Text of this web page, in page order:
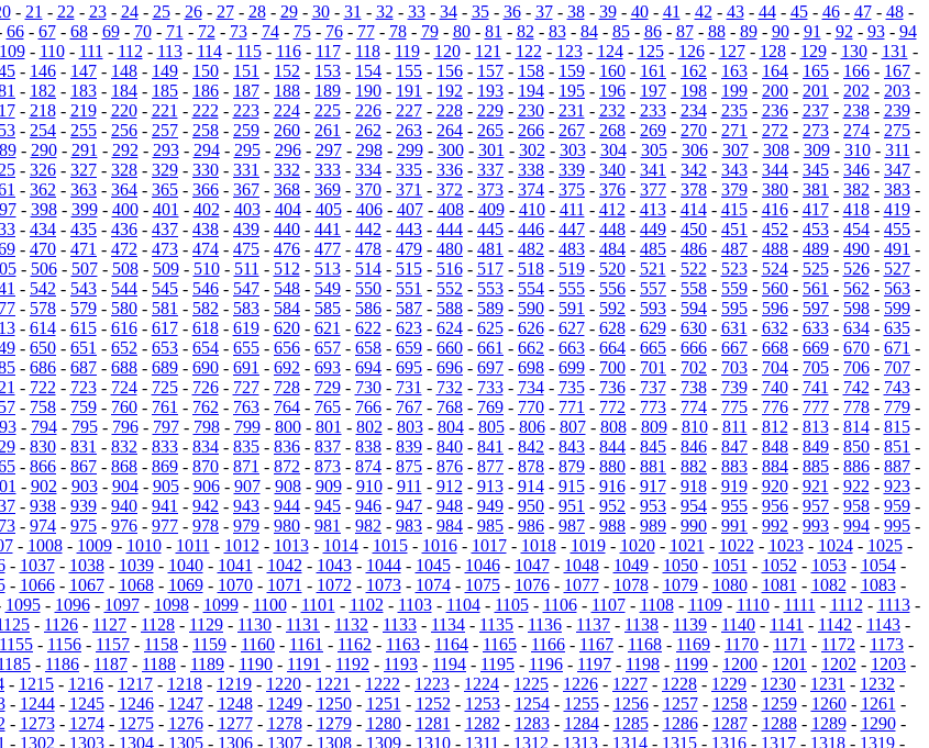
- 21 - 22 - 23- 24- 25- 26- 27- 28- 29- 30- 31 - 32 - 33- 34- 35- 36- 37- 38- 39- 40- 41 - 42 - 43- 44- 45- 46- 47- 48-
66- 67- 68- 69- 70- 71 - 72 - 73- 74- 75- 76- 77- 78- 79- 80- 81 - 82 - 83- 84- 85- 86- 87- 88- 89- 90- 91 - 92 - 93- 94
109- 110- 111 - 112 - 113- 114- 115- 116- 117- 118- 119- 120- 121 - 122 - 123- 124- 125- 126- 127- 128- 129- 130- 131 -
- 146 - 147 - 148 - 149 - 150 - 151 - 152 - 153 - 154 - 155 - 156 - 157 - 158 - 159 - 160 - 161 - 162 - 163 - 164 - 165 - 166 - 167 -
- 182 - 183 - 184 - 185 - 186 - 187 - 188 - 189 - 190 - 191 - 192 - 193 - 194 - 195 - 196 - 197 - 198 - 199 - 200 - 201 - 202 - 203 -
- 218- 219- 220- 221 - 222 - 223- 224- 225- 226- 227- 228- 229- 230- 231 - 232 - 233- 234- 235- 236- 237- 238- 239-
- 254 - 255 - 256 - 257 - 258 - 259 - 260 - 261 - 262 - 263 - 264 - 265 - 266 - 267 - 268 - 269 - 270 - 271 - 272 - 273 - 274 - 275 -
- 290- 291 - 292 - 293- 294- 295- 296- 297- 298- 299- 300- 301 - 302 - 303- 304- 305- 306- 307- 308- 309- 310- 311 -
- 326 - 327 - 328 - 329 - 330 - 331 - 332 - 333 - 334 - 335 - 336 - 337 - 338 - 339 - 340 - 341 - 342 - 343 - 344 - 345 - 346 - 347 -
- 362 - 363 - 364 - 365 - 366 - 367 - 368 - 369 - 370 - 371 - 372 - 373 - 374 - 375 - 376 - 377 - 378 - 379 - 380 - 381 - 382 - 383 -
- 398- 399- 400- 401 - 402 - 403- 404- 405- 406- 407- 408- 409- 410- 411 - 412 - 413- 414- 415- 416- 417- 418- 419-
- 434 - 435 - 436 - 437 - 438 - 439 - 440 - 441 - 442 - 443 - 444 - 445 - 446 - 447 - 448 - 449 - 450 - 451 - 452 - 453 - 454 - 455 -
- 470 - 471 - 472 - 473 - 474 - 475 - 476 - 477 - 478 - 479 - 480 - 481 - 482 - 483 - 484 - 485 - 486 - 487 - 488 - 489 - 490 - 491 -
- 506- 507- 508- 509- 510- 511 - 512 - 513- 514- 515- 516- 517- 518- 519- 520- 521 - 522 - 523- 524- 525- 526- 527-
- 542 - 543 - 544 - 545 - 546 - 547 - 548 - 549 - 550 - 551 - 552 - 553 - 554 - 555 - 556 - 557 - 558 - 559 - 560 - 561 - 562 - 563 -
- 578 - 579 - 580 - 581 - 582 - 583 - 584 - 585 - 586 - 587 - 588 - 589 - 590 - 591 - 592 - 593 - 594 - 595 - 596 - 597 - 598 - 599 -
- 614- 615- 616- 617- 618- 619- 620- 621 - 622 - 623- 624- 625- 626- 627- 628- 629- 630- 631 - 632 - 633- 634- 635-
- 650 - 651 - 652 - 653 - 654 - 655 - 656 - 657 - 658 - 659 - 660 - 661 - 662 - 663 - 664 - 665 - 666 - 667 - 668 - 669 - 670 - 671 -
- 686 - 687 - 688 - 689 - 690 - 691 - 692 - 693 - 694 - 695 - 696 - 697 - 698 - 699 - 700 - 701 - 702 - 703 - 704 - 705 - 706 - 707 -
- 722 - 723- 724- 725- 726- 727- 728- 729- 730- 731 - 732 - 733- 734- 735- 736- 737- 738- 739- 740- 741 - 742 - 743-
- 758 - 759 - 760 - 761 - 762 - 763 - 764 - 765 - 766 - 767 - 768 - 769 - 770 - 771 - 772 - 773 - 774 - 775 - 776 - 777 - 778 - 779 -
- 794- 795- 796- 797- 798- 799- 800- 801 - 802 - 803- 804- 805- 806- 807- 808- 809- 810- 811 - 812 - 813- 814- 815-
- 830 - 831 - 832 - 833 - 834 - 835 - 836 - 837 - 838 - 839 - 840 - 841 - 842 - 843 - 844 - 845 - 846 - 847 - 848 - 849 - 850 - 851 -
- 866 - 867 - 868 - 869 - 870 - 871 - 872 - 873 - 874 - 875 - 876 - 877 - 878 - 879 - 880 - 881 - 882 - 883 - 884 - 885 - 886 - 887 -
- 902 - 903- 904- 905- 906- 907- 908- 909- 910- 911 - 912 - 913- 914- 915- 916- 917- 918- 919- 920- 921 - 922 - 923-
- 938 - 939 - 940 - 941 - 942 - 943 - 944 - 945 - 946 - 947 - 948 - 949 - 950 - 951 - 952 - 953 - 954 - 955 - 956 - 957 - 958 - 959 -
- 974 - 975 - 976 - 977 - 978 - 979 - 980 - 981 - 982 - 983 - 984 - 985 - 986 - 987 - 988 - 989 - 990 - 991 - 992 - 993 - 994 - 995 -
- 1008- 1009- 1010- 1011 - 1012 - 1013- 1014- 1015- 1016- 1017- 1018- 1019- 1020- 1021 - 1022 - 1023- 1024- 1025-
- 1037- 1038- 1039- 1040- 1041 - 1042 - 1043- 1044- 1045- 1046- 1047- 1048- 1049- 1050- 1051 - 1052 - 1053- 1054-
- 1066- 1067- 1068- 1069- 1070- 1071 - 1072 - 1073- 1074- 1075- 1076- 1077- 1078- 1079- 1080- 1081 - 1082 - 1083-
1095- 1096- 1097- 1098- 1099- 1100- 1101 - 1102 - 1103- 1104- 1105- 1106- 1107- 1108- 1109- 1110- 1111 - 1112 - 1113-
- 1126 - 1127 - 1128 - 1129 - 1130 - 1131 - 1132 - 1133 - 1134 - 1135 - 1136 - 1137 - 1138 - 1139 - 1140 - 1141 - 1142 - 1143 -
1155 - 1156 - 1157 - 1158 - 1159 - 1160 - 1161 - 1162 - 1163 - 1164 - 1165 - 1166 - 1167 - 1168 - 1169 - 1170 - 1171 - 1172 - 1173 -
- 1186 - 1187 - 1188 - 1189 - 1190 - 1191 - 1192 - 1193 - 1194 - 1195 - 1196 - 1197 - 1198 - 1199 - 1200 - 1201 - 1202 - 1203 -
- 1215 - 1216 - 1217 - 1218 - 1219 - 1220 - 1221 - 1222 - 1223 - 1224 - 1225 - 1226 - 1227 - 1228 - 1229 - 1230 - 1231 - 1232 -
- 1244- 1245- 1246- 1247- 1248- 1249- 1250- 1251 - 1252 - 1253- 1254- 1255- 1256- 1257- 1258- 1259- 1260- 1261 -
- 1273- 1274- 1275- 1276- 1277- 1278- 1279- 1280- 1281 - 1282 - 1283- 1284- 1285- 1286- 1287- 1288- 1289- 1290-
- 1302 - 1303 - 1304 - 1305 - 1306 - 1307 - 1308 - 1309 - 1310 - 1311 - 1312 - 1313 - 1314 - 1315 - 1316 - 1317 - 1318 - 1319 -